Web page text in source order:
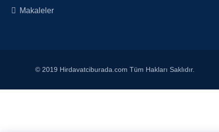
Makaleler
© 2019 Hirdavatciburada.com Tüm Hakları Saklıdır.